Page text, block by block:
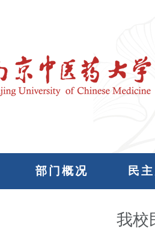
部门概况 民
我校